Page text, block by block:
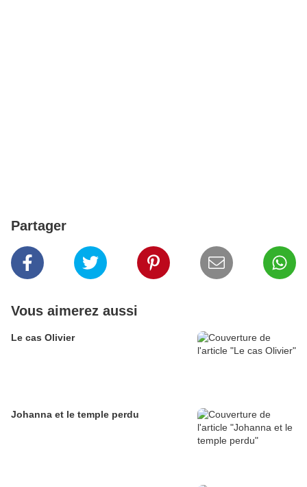
Partager
Vous aimerez aussi
Le cas Olivier
Johanna et le temple perdu